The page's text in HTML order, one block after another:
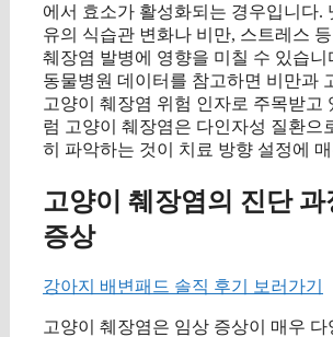
에서 효소가 활성화되는 경우입니다.
유의 식습관 변화나 비만, 스트레스
췌장염 발병에 영향을 미칠 수 있습니
동물병원 데이터를 참고하면 비만과
고양이 췌장염 위험 인자로 주목받고
럼 고양이 췌장염은 다인자성 질환으
히 파악하는 것이 치료 방향 설정에
고양이 췌장염의 진단
증상
강아지 배변패드 솔직 후기 보러가기
고양이 췌장염은 임상 증상이 매우 다